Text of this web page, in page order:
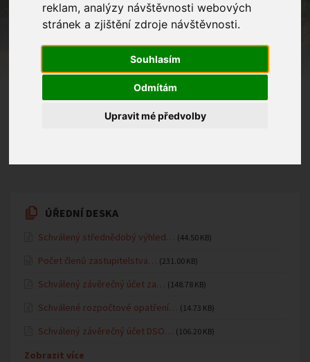
reklam, analýzy návštěvnosti webových
stránek a zjištění zdroje návštěvnosti.
Souhlasím
Odmítám
Upravit mé předvolby
Zápis k předškolnímu vzdělávání
2025/2026
viz. příloha
(666.46 KB)
ÚŘEDNÍ DESKA
Schválený střednědobý výhled… (44.50 KB)
Počet členů zastupitelstva… (231.00 KB)
Schválený závěrečný účet za… (148.78 KB)
Schválené rozpočtové opatření… (14.73 KB)
Schválený závěrečný účet DSO… (106.20 KB)
Zobrazit více